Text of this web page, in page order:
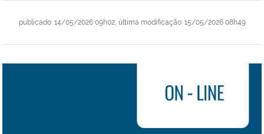
publicado: 14/05/2026 09h02, última modificação: 15/05/2026 08h49